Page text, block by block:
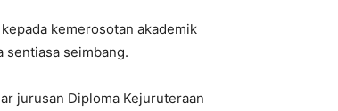
kemerosotan akademik
sentiasa seimbang.
jurusan Diploma Kejuruteraan